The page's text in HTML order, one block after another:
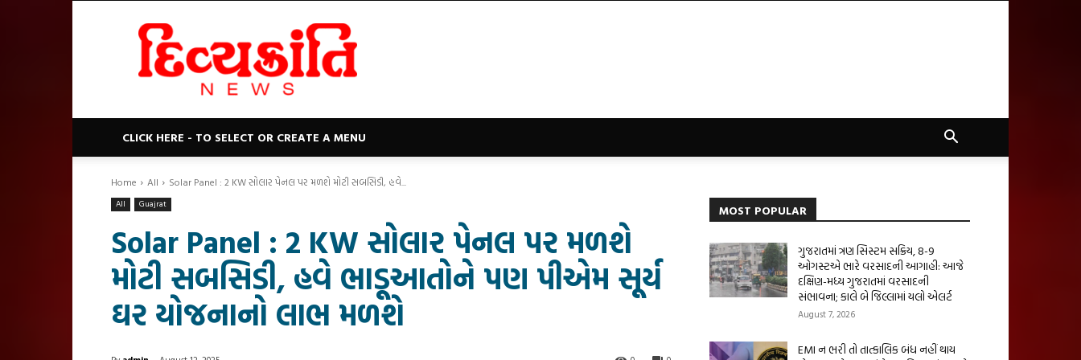
Divyakranti
News
CLICK HERE - TO SELECT OR CREATE A MENU
Home All Solar Panel : 2 KW સોલાર પેનલ પર મળશે મોટી સબસિડી, હવે...
All Guajrat
Solar Panel : 2 KW સોલાર પેનલ પર મળશે
મોટી સબસિડી, હવે ભાડૂઆતોને પણ પીએમ સૂર્ય
ઘર યોજનાનો લાભ મળશે
MOST POPULAR
ગુજરાતમાં ત્રણ સિસ્ટમ સક્રિય, 8-9
ઓગસ્ટએ ભારે વરસાદની આગાહી: આજે
દક્ષિણ-મધ્ય ગુજરાતમાં વરસાદની
સંભાવના; કાલે બે જિલ્લામાં યલો એલર્ટ
August 7, 2026
EMI ન ભરી તો તાત્કાલિક બંધ નહીં થાય